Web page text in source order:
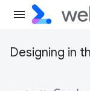
Designing in